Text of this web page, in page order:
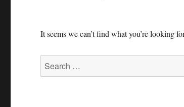
It seems we can’t find what you’re looking
Search
for: